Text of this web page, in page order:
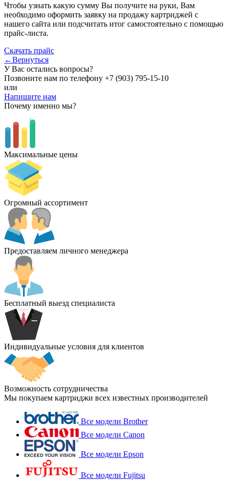
Чтобы узнать какую сумму Вы получите на руки, Вам
необходимо оформить заявку на продажу картриджей с
нашего сайта или подсчитать итог самостоятельно с помощью
прайс-листа.
Скачать прайс
←Вернуться
У Вас остались вопросы?
Позвоните нам по телефону +7 (903) 795-15-10
или
Напишите нам
Почему именно мы?
Максимальные цены
Огромный ассортимент
Предоставляем личного менеджера
Бесплатный выезд специалиста
Индивидуальные условия для клиентов
Возможность сотрудничества
Мы покупаем картриджи всех известных производителей
Все модели Brother
Все модели Canon
Все модели Epson
Все модели Fujitsu